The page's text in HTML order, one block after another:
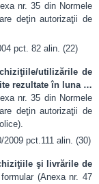
nr. 35 din Normele
deţin autorizaţii de
pct. 82 alin. (22)
utilizările de
rezultate în luna …
nr. 35 din Normele
deţin autorizaţii de
pct.111 alin. (30)
şi livrările de
(Anexa nr. 47